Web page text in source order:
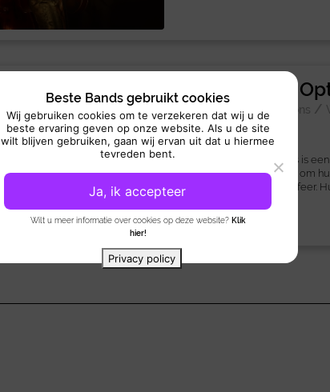
Pierre et les
Coverband:
Chansons /
Optreden: 3x 45 min
Pierre et Les Optimistes is
gypsyjazzband, bekend om
onweerstaanbare danssfeer.
Beste Bands gebruikt cookies
Wij gebruiken cookies om te verzekeren dat wij u de
beste ervaring geven op onze website. Als u de site
wilt blijven gebruiken, gaan wij ervan uit dat u hiermee
tevreden bent.
Wilt u meer informatie over cookies op deze website? Klik
hier!
Ja, ik accepteer
Privacy policy